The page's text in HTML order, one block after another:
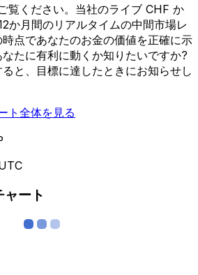
覧ください。当社のライブ CHF か
か月間のリアルタイムの中間市場レ
点であなたのお金の価値を正確に示
たに有利に動くか知りたいですか?
と、目標に達したときにお知らせし
ト全体を見る
ャート